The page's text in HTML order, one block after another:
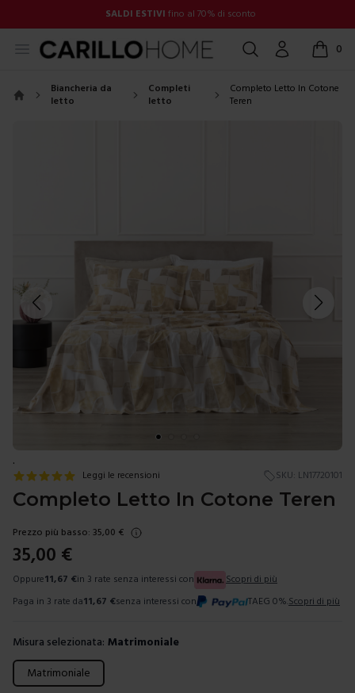
SALDI ESTIVI fino al 70% di sconto
Open menu Cerca Account 0
items
Biancheria da
letto
Completi
letto
Completo Letto In Cotone
Teren
.
Leggi le recensioni SKU: LN17720101
Completo Letto In Cotone Teren
Prezzo più basso: 35,00 €
35,00 €
Oppure11,67 €in 3 rate senza interessi con
Scopri di più
Paga in 3 rate da11,67 €senza interessi con TAEG 0%. Scopri di più
Misura selezionata: Matrimoniale
Scegli una misura
Matrimoniale